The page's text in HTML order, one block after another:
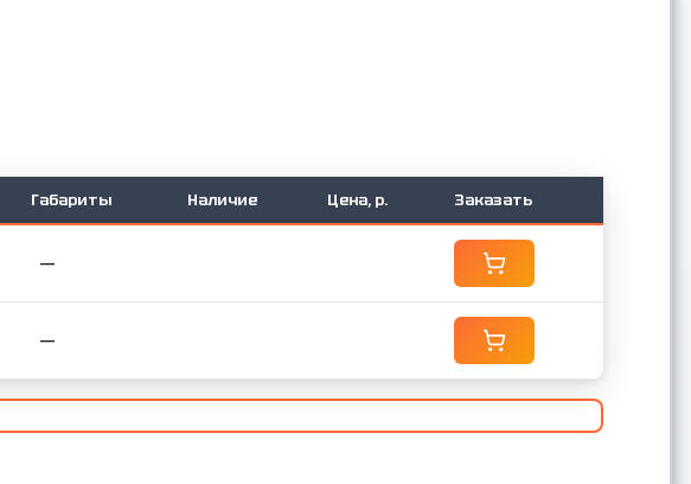
Габариты Наличие Цена, р. Заказать
—
—